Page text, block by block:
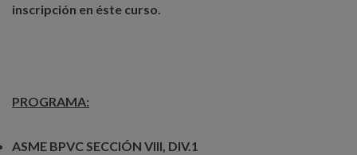
inscripción en éste curso.
PROGRAMA:
ASME BPVC SECCIÓN VIII, DIV.1